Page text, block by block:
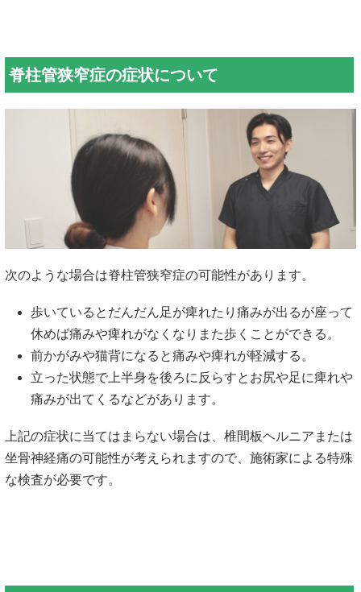
脊柱管狭窄症の症状について
次のような場合は脊柱管狭窄症の可能性があります。
歩いているとだんだん足が痺れたり痛みが出るが座って
休めば痛みや痺れがなくなりまた歩くことができる。
前かがみや猫背になると痛みや痺れが軽減する。
立った状態で上半身を後ろに反らすとお尻や足に痺れや
痛みが出てくるなどがあります。
上記の症状に当てはまらない場合は、椎間板ヘルニアまたは
坐骨神経痛の可能性が考えられますので、施術家による特殊
な検査が必要です。